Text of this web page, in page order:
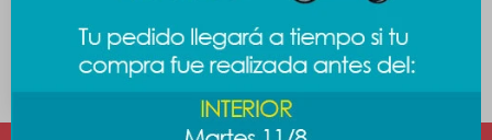
Auriculares in ear - rojo